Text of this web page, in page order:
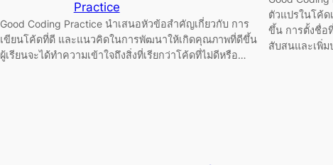
Practice
Good Coding Practice นำเสนอหัวข้อสำคัญเกี่ยวกับ การ
เขียนโค้ดที่ดี และแนวคิดในการพัฒนาให้เกิดคุณภาพที่ดีขึ้น
ผู้เรียนจะได้ทำความเข้าใจถึงสิ่งที่เรียกว่าโค้ดที่ไม่ดีหรือ…
ตัวแปรในโค้ด
ขึ้น การตั้งชื่อ
สับสนและเพิ่